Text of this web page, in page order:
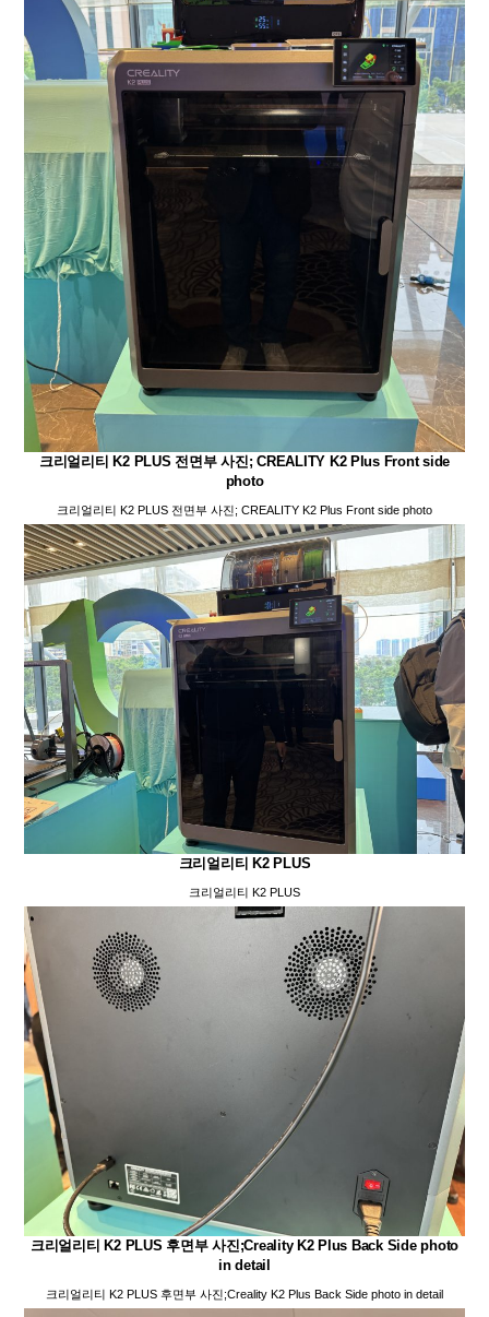
크리얼리티 K2 PLUS 전면부 사진; CREALITY K2 Plus Front side
photo
크리얼리티 K2 PLUS 전면부 사진; CREALITY K2 Plus Front side photo
크리얼리티 K2 PLUS
크리얼리티 K2 PLUS
크리얼리티 K2 PLUS 후면부 사진;Creality K2 Plus Back Side photo
in detail
크리얼리티 K2 PLUS 후면부 사진;Creality K2 Plus Back Side photo in detail